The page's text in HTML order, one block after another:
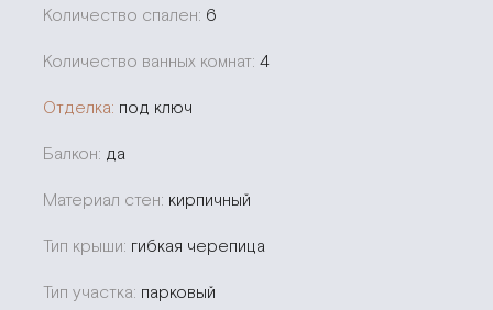
Количество спален: 6
Количество ванных комнат: 4
Отделка: под ключ
Балкон: да
Материал стен: кирпичный
Тип крыши: гибкая черепица
Тип участка: парковый